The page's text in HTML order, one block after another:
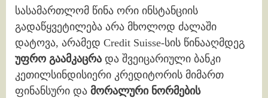
სასამართლომ წინა ორი ინსტანციის
გადაწყვეტილება არა მხოლოდ ძალაში
დატოვა, არამედ Credit Suisse-სის წინააღმდეგ
უფრო გაამკაცრა და შვეიცარიული ბანკი
კეთილსინდისიერი კრედიტორის მიმართ
ფინანსური და მორალური ნორმების